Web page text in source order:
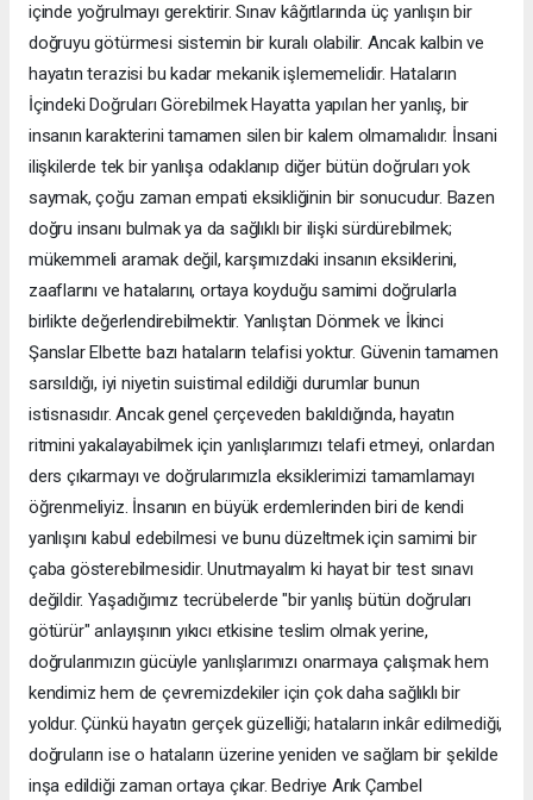
içinde yoğrulmayı gerektirir. Sınav kâğıtlarında üç yanlışın bir
doğruyu götürmesi sistemin bir kuralı olabilir. Ancak kalbin ve
hayatın terazisi bu kadar mekanik işlememelidir. Hataların
İçindeki Doğruları Görebilmek Hayatta yapılan her yanlış, bir
insanın karakterini tamamen silen bir kalem olmamalıdır. İnsani
ilişkilerde tek bir yanlışa odaklanıp diğer bütün doğruları yok
saymak, çoğu zaman empati eksikliğinin bir sonucudur. Bazen
doğru insanı bulmak ya da sağlıklı bir ilişki sürdürebilmek;
mükemmeli aramak değil, karşımızdaki insanın eksiklerini,
zaaflarını ve hatalarını, ortaya koyduğu samimi doğrularla
birlikte değerlendirebilmektir. Yanlıştan Dönmek ve İkinci
Şanslar Elbette bazı hataların telafisi yoktur. Güvenin tamamen
sarsıldığı, iyi niyetin suistimal edildiği durumlar bunun
istisnasıdır. Ancak genel çerçeveden bakıldığında, hayatın
ritmini yakalayabilmek için yanlışlarımızı telafi etmeyi, onlardan
ders çıkarmayı ve doğrularımızla eksiklerimizi tamamlamayı
öğrenmeliyiz. İnsanın en büyük erdemlerinden biri de kendi
yanlışını kabul edebilmesi ve bunu düzeltmek için samimi bir
çaba gösterebilmesidir. Unutmayalım ki hayat bir test sınavı
değildir. Yaşadığımız tecrübelerde "bir yanlış bütün doğruları
götürür" anlayışının yıkıcı etkisine teslim olmak yerine,
doğrularımızın gücüyle yanlışlarımızı onarmaya çalışmak hem
kendimiz hem de çevremizdekiler için çok daha sağlıklı bir
yoldur. Çünkü hayatın gerçek güzelliği; hataların inkâr edilmediği,
doğruların ise o hataların üzerine yeniden ve sağlam bir şekilde
inşa edildiği zaman ortaya çıkar. Bedriye Arık Çambel